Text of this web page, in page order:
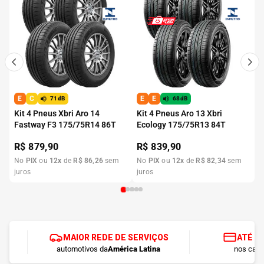
E C 71dB
Kit 4 Pneus Xbri Aro 14
Fastway F3 175/75R14 86T
R$879,90
No PIX ou 12x de R$ 86,26 sem
juros
E E 68dB
Kit 4 Pneus Aro 13 Xbri
Ecology 175/75R13 84T
R$839,90
No PIX ou 12x de R$ 82,34 sem
juros
MAIOR REDE DE SERVIÇOS
automotivos daAmérica Latina
ATÉ
nos